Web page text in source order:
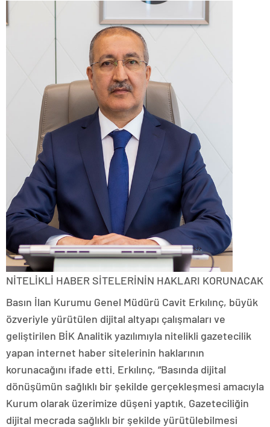
NİTELİKLİ HABER SİTELERİNİN HAKLARI KORUNACAK
Basın İlan Kurumu Genel Müdürü Cavit Erkılınç, büyük
özveriyle yürütülen dijital altyapı çalışmaları ve
geliştirilen BİK Analitik yazılımıyla nitelikli gazetecilik
yapan internet haber sitelerinin haklarının
korunacağını ifade etti. Erkılınç, “Basında dijital
dönüşümün sağlıklı bir şekilde gerçekleşmesi amacıyla
Kurum olarak üzerimize düşeni yaptık. Gazeteciliğin
dijital mecrada sağlıklı bir şekilde yürütülebilmesi